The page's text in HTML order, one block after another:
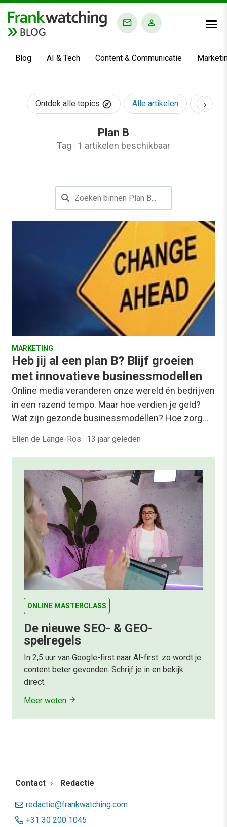
BLOG
Blog AI & Tech Content & Communicatie
Ontdek alle topics Alle artikelen AI &
›
Plan B
Tag · 1 artikelen beschikbaar
MARKETING
Heb jij al een plan B? Blijf groeien
met innovatieve businessmodellen
Online media veranderen onze wereld én bedrijven
in een razend tempo. Maar hoe verdien je geld?
Wat zijn gezonde businessmodellen? Hoe zorg…
Ellen de Lange-Ros · 13 jaar geleden
ONLINE MASTERCLASS
De nieuwe SEO- & GEO-
spelregels
In 2,5 uur van Google-first naar AI-first: zo wordt je
content beter gevonden. Schrijf je in en bekijk
direct.
Meer weten
Contact Redactie
redactie@frankwatching.com
+31 30 200 1045